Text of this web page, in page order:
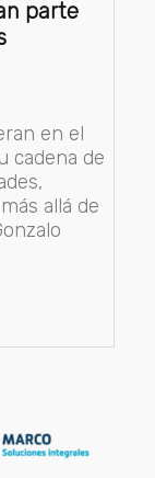
parte
en el
cadena de
allá de